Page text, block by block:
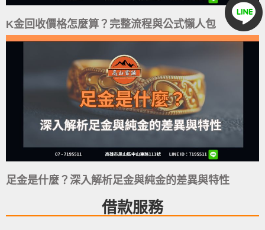
K金回收價格怎麼算？完整流程與公式懶人包
足金是什麼？深入解析足金與純金的差異與特性
借款服務